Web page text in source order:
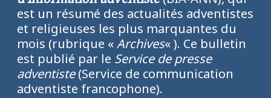
est un résumé des actualités adventistes
et religieuses les plus marquantes du
mois (rubrique «Archives« ). Ce bulletin
est publié par le Service de presse
adventiste(Service de communication
adventiste francophone).